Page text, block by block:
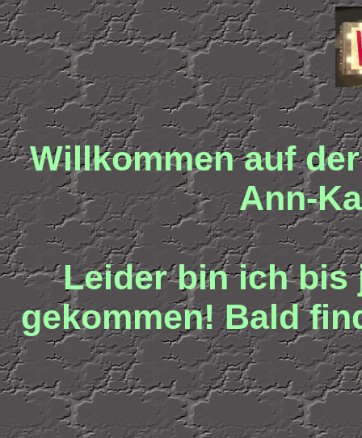
Willkommen auf
Ann-
Leider bin ich bis
gekommen! Bald